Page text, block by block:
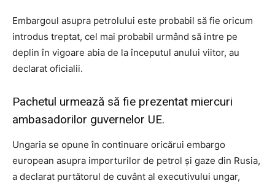
Embargoul asupra petrolului este probabil să fie oricum
introdus treptat, cel mai probabil urmând să intre pe
deplin în vigoare abia de la începutul anului viitor, au
declarat oficialii.
Pachetul urmează să fie prezentat miercuri
ambasadorilor guvernelor UE.
Ungaria se opune în continuare oricărui embargo
european asupra importurilor de petrol și gaze din Rusia,
a declarat purtătorul de cuvânt al executivului ungar,